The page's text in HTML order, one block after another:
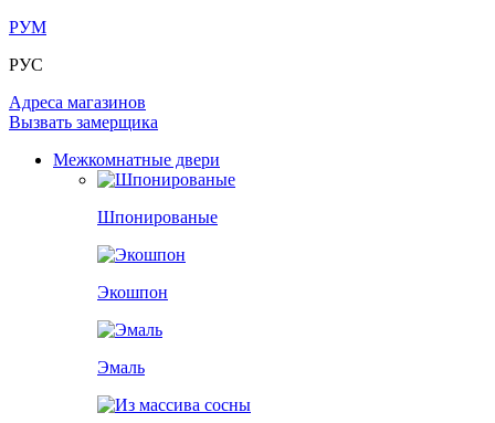
РУМ
РУС
Адреса магазинов
Вызвать замерщика
Межкомнатные двери
Шпонированые
Экошпон
Эмаль